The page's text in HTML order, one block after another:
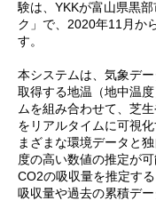
験は、YKKが富山県黒
ク」で、2020年11月か
す。
本システムは、気象デ
取得する地温（地中温
ムを組み合わせて、芝
をリアルタイムに可視
まざまな環境データと
度の高い数値の推定が
CO2の吸収量を推定す
吸収量や過去の累積デ